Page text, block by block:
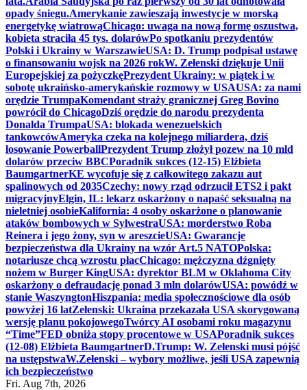
opady śniegu.Amerykanie zawieszają inwestycje w morską
energetykę wiatrowąChicago: uwaga na nową formę oszustwa,
kobieta straciła 45 tys. dolarówPo spotkaniu prezydentów
Polski i Ukrainy w WarszawieUSA: D. Trump podpisał ustawę
o finansowaniu wojsk na 2026 rokW. Zełenski dziękuje Unii
Europejskiej za pożyczkęPrezydent Ukrainy: w piątek i w
sobotę ukraińsko-amerykańskie rozmowy w USAUSA: za nami
orędzie TrumpaKomendant straży granicznej Greg Bovino
powrócił do ChicagoDziś orędzie do narodu prezydenta
Donalda TrumpaUSA: blokada wenezuelskich
tankowcówAmeryka czeka na kolejnego miliardera, dziś
losowanie PowerballPrezydent Trump złożył pozew na 10 mld
dolarów przeciw BBCPoradnik sukces (12-15) Elżbieta
BaumgartnerKE wycofuje się z całkowitego zakazu aut
spalinowych od 2035Czechy: nowy rząd odrzucił ETS2 i pakt
migracyjnyElgin, IL: lekarz oskarżony o napaść seksualną na
nieletniej osobieKalifornia: 4 osoby oskarżone o planowanie
ataków bombowych w SylwestraUSA: morderstwo Roba
Reinera i jego żony, syn w areszcieUSA: Gwarancje
bezpieczeństwa dla Ukrainy na wzór Art.5 NATOPolska:
notariusze chcą wzrostu płacChicago: mężczyzna dźgnięty
nożem w Burger KingUSA: dyrektor BLM w Oklahoma City
oskarżony o defraudację ponad 3 mln dolarówUSA: powódź w
stanie WaszyngtonHiszpania: media społecznościowe dla osób
powyżej 16 latZełenski: Ukraina przekazała USA skorygowaną
wersję planu pokojowegoTwórcy AI osobami roku magazynu
“Time”FED obniża stopy procentowe w USAPoradnik sukces
(12-08) Elżbieta BaumgartnerD.Trump: W. Zełenski musi pójść
na ustępstwaW.Zełenski – wybory możliwe, jeśli USA zapewnią
ich bezpieczeństwo
Fri. Aug 7th, 2026